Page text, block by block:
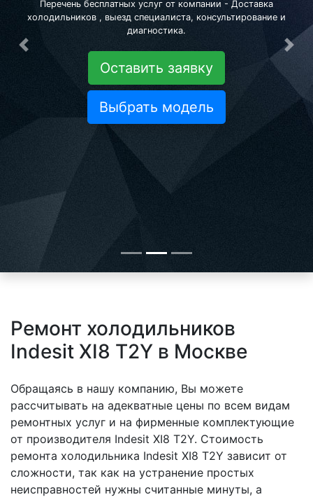
Перечень бесплатных услуг от компании - Доставка
холодильников , выезд специалиста, консультирование и
диагностика.
Оставить заявку
Выбрать модель
Предыдущая
Ремонт холодильников
Indesit XI8 T2Y в Москве
Обращаясь в нашу компанию, Вы можете
рассчитывать на адекватные цены по всем видам
ремонтных услуг и на фирменные комплектующие
от производителя Indesit XI8 T2Y. Стоимость
ремонта холодильника Indesit XI8 T2Y зависит от
сложности, так как на устранение простых
неисправностей нужны считанные минуты, а